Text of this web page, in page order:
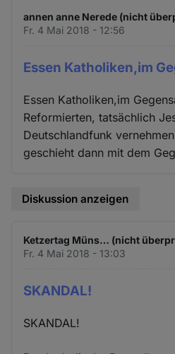
annen anne Nerede (nicht
Fr. 4 Mai 2018 - 12:56
Essen Katholiken,im
Essen Katholiken,im
Reformierten, tatsächlich
Deutschlandfunk
geschieht dann mit dem
Diskussion anzeigen
Ketzertag Müns… (nicht
Fr. 4 Mai 2018 - 13:03
SKANDAL!
SKANDAL!
und
Cookies